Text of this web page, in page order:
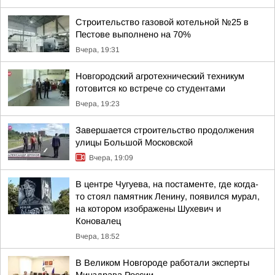
Строительство газовой котельной №25 в
Пестове выполнено на 70%
Вчера, 19:31
Новгородский агротехнический техникум
готовится ко встрече со студентами
Вчера, 19:23
Завершается строительство продолжения
улицы Большой Московской
Вчера, 19:09
В центре Чугуева, на постаменте, где когда-
то стоял памятник Ленину, появился мурал,
на котором изображены Шухевич и
Коновалец
Вчера, 18:52
В Великом Новгороде работали эксперты